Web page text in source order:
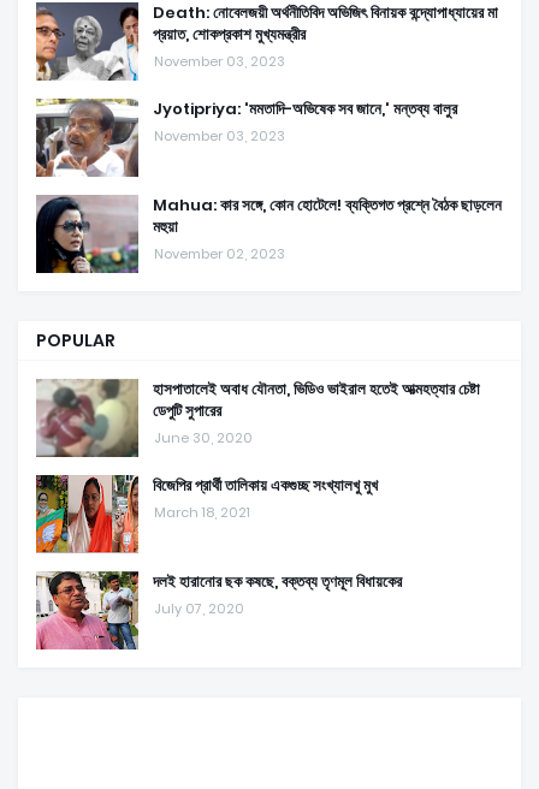
Death: নোবেলজয়ী অর্থনীতিবিদ অভিজিৎ বিনায়ক বন্দ্যোপাধ্যায়ের মা
প্রয়াত, শোকপ্রকাশ মুখ্যমন্ত্রীর
November 03, 2023
Jyotipriya: 'মমতাদি-অভিষেক সব জানে,' মন্তব্য বালুর
November 03, 2023
Mahua: কার সঙ্গে, কোন হোটেলে! ব্যক্তিগত প্রশ্নে বৈঠক ছাড়লেন
মহুয়া
November 02, 2023
POPULAR
হাসপাতালেই অবাধ যৌনতা, ভিডিও ভাইরাল হতেই আত্মহত্যার চেষ্টা
ডেপুটি সুপারের
June 30, 2020
বিজেপির প্রার্থী তালিকায় একগুচ্ছ সংখ্যালখু মুখ
March 18, 2021
দলই হারানোর ছক কষছে, বক্তব্য তৃণমূল বিধায়কের
July 07, 2020